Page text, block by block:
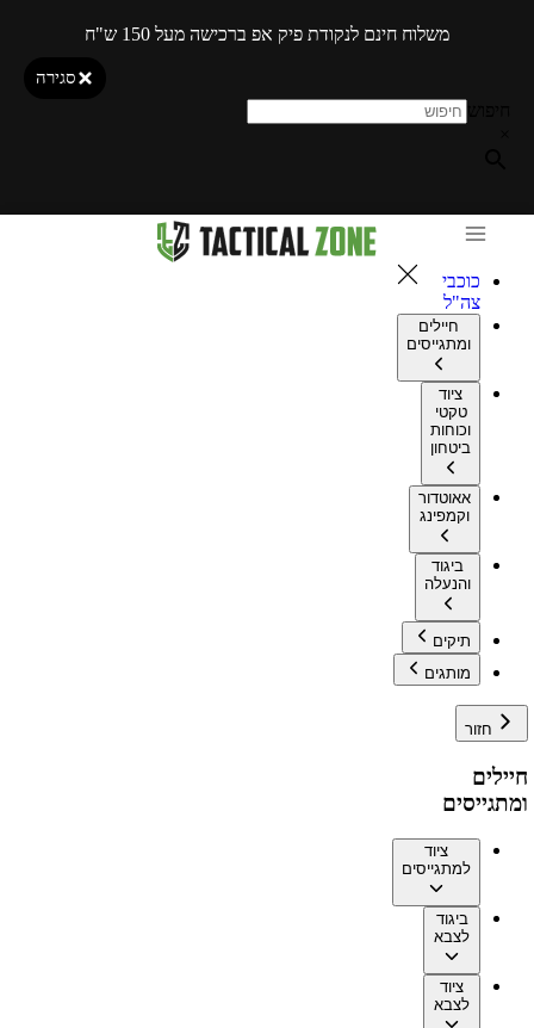
משלוח חינם לנקודת פיק אפ ברכישה מעל 150 ש"ח
סגירה
כוכבי
צה"ל
חיילים
ומתגייסים
ציוד
טקטי
וכוחות
ביטחון
אאוטדור
וקמפינג
ביגוד
והנעלה
תיקים
מותגים
חזור
חיילים
ומתגייסים
ציוד
למתגייסים
ביגוד
לצבא
ציוד
לצבא